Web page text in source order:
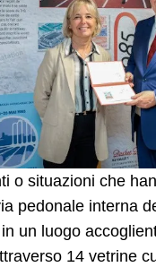
o situazioni che
pedonale interna
un luogo
14 vetrine